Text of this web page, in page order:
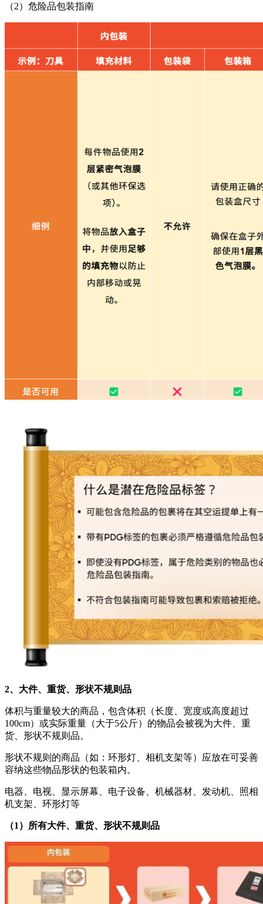
（2）危险品包装指南
2、大件、重货、形状不规则品
体积与重量较大的商品，包含体积（长度、宽度或高度超过
100cm）或实际重量（大于5公斤）的物品会被视为大件、重
货、形状不规则品。
形状不规则的商品（如：环形灯、相机支架等）应放在可妥善
容纳这些物品形状的包装箱内。
电器、电视、显示屏幕、电子设备、机械器材、发动机、照相
机支架、环形灯等
（1）所有大件、重货、形状不规则品